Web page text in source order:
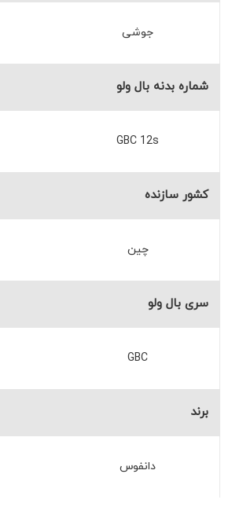
جوشی
شماره بدنه بال ولو
GBC 12s
کشور سازنده
چین
سری بال ولو
GBC
برند
دانفوس